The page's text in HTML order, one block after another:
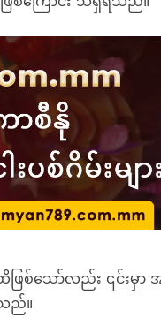
သော်လည်း ၎င်းမှာ အ
ည်။